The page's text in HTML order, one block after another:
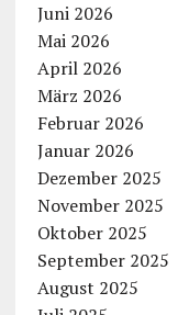
Juni 2026
Mai 2026
April 2026
März 2026
Februar 2026
Januar 2026
Dezember 2025
November 2025
Oktober 2025
September 2025
August 2025